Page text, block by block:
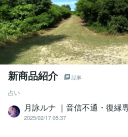
新商品紹介 記事
占い
月詠ルナ ｜音信不通・復縁
2025/02/17 05:37